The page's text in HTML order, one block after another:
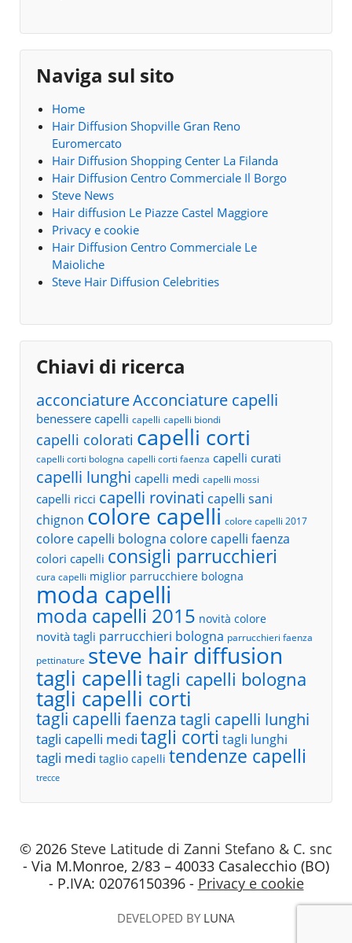
Naviga sul sito
Home
Hair Diffusion Shopville Gran Reno
Euromercato
Hair Diffusion Shopping Center La Filanda
Hair Diffusion Centro Commerciale Il Borgo
Steve News
Hair diffusion Le Piazze Castel Maggiore
Privacy e cookie
Hair Diffusion Centro Commerciale Le
Maioliche
Steve Hair Diffusion Celebrities
Chiavi di ricerca
acconciatureAcconciature capelli
benessere capelli capelli capelli biondi
capelli colorati capelli corti
capelli corti bologna capelli corti faenza capelli curati
capelli lunghi capelli medi capelli mossi
capelli ricci capelli rovinati capelli sani
chignon colore capelli colore capelli 2017
colore capelli bologna colore capelli faenza
colori capelli consigli parrucchieri
cura capelli miglior parrucchiere bologna
moda capelli
moda capelli 2015 novità colore
novità tagli parrucchieri bologna parrucchieri faenza
pettinature steve hair diffusion
tagli capelli tagli capelli bologna
tagli capelli corti
tagli capelli faenza tagli capelli lunghi
tagli capelli medi tagli corti tagli lunghi
tagli medi taglio capelli tendenze capelli
trecce
© 2026 Steve Latitude di Zanni Stefano & C. snc
- Via M.Monroe, 2/83 – 40033 Casalecchio (BO)
- P.IVA: 02076150396 - Privacy e cookie
DEVELOPED BY LUNA